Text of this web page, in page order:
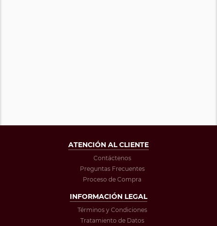
ATENCIÓN AL CLIENTE
Contáctenos
Preguntas Frecuentes
Proceso de Compra
INFORMACIÓN LEGAL
Términos y Condiciones
Tratamiento de Datos